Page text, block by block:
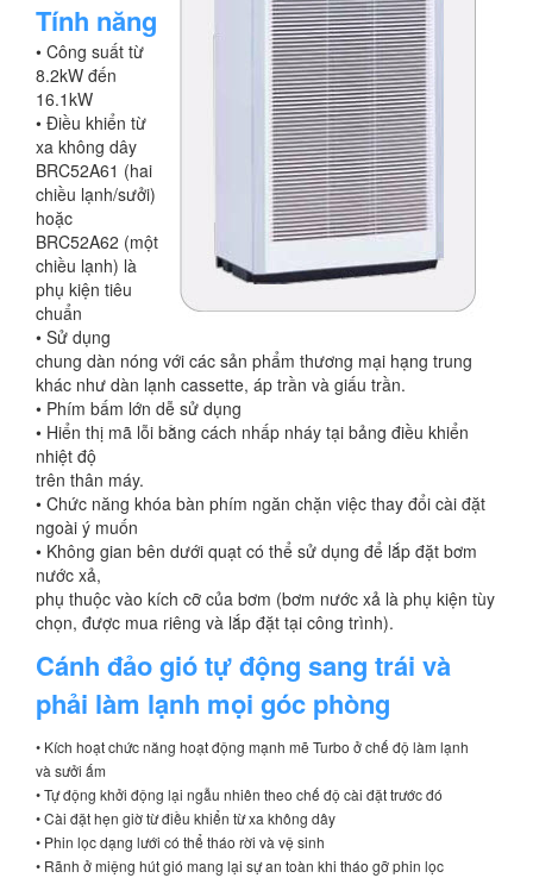
Tính năng
• Công suất từ
8.2kW đến
16.1kW
• Điều khiển từ
xa không dây
BRC52A61 (hai
chiều lạnh/sưởi)
hoặc
BRC52A62 (một
chiều lạnh) là
phụ kiện tiêu
chuẩn
• Sử dụng
chung dàn nóng với các sản phẩm thương mại hạng trung
khác như dàn lạnh cassette, áp trần và giấu trần.
• Phím bấm lớn dễ sử dụng
• Hiển thị mã lỗi bằng cách nhấp nháy tại bảng điều khiển
nhiệt độ
trên thân máy.
• Chức năng khóa bàn phím ngăn chặn việc thay đổi cài đặt
ngoài ý muốn
• Không gian bên dưới quạt có thể sử dụng để lắp đặt bơm
nước xả,
phụ thuộc vào kích cỡ của bơm (bơm nước xả là phụ kiện tùy
chọn, được mua riêng và lắp đặt tại công trình).
Cánh đảo gió tự động sang trái và
phải làm lạnh mọi góc phòng
• Kích hoạt chức năng hoạt động mạnh mẽ Turbo ở chế độ làm lạnh
và sưởi ấm
• Tự động khởi động lại ngẫu nhiên theo chế độ cài đặt trước đó
• Cài đặt hẹn giờ từ điều khiển từ xa không dây
• Phin lọc dạng lưới có thể tháo rời và vệ sinh
• Rãnh ở miệng hút gió mang lại sự an toàn khi tháo gỡ phin lọc